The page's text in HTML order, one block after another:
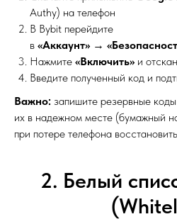
Authy) на телефон
В Bybit перейдите
в «Аккаунт» →
Нажмите «Включить» и
Введите полученный код и
Важно: запишите резервные
их в надежном месте (бумажный
при потере телефона
2. Белый